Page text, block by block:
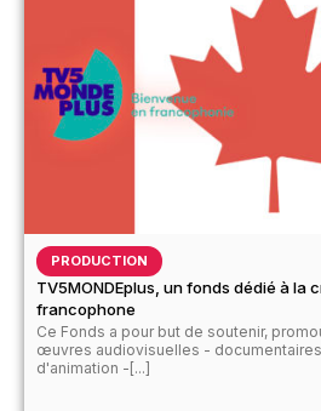
PRODUCTION
TV5MONDEplus, un fonds dédié à la
francophone
Ce Fonds a pour but de soutenir,
œuvres audiovisuelles -
d'animation -[...]